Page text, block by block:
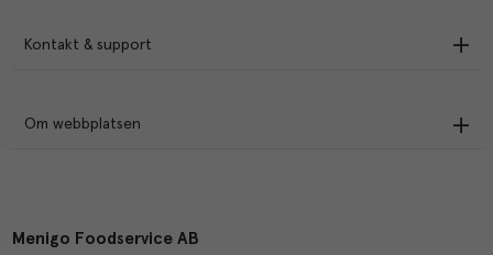
Kontakt & support
Om webbplatsen
Menigo Foodservice AB